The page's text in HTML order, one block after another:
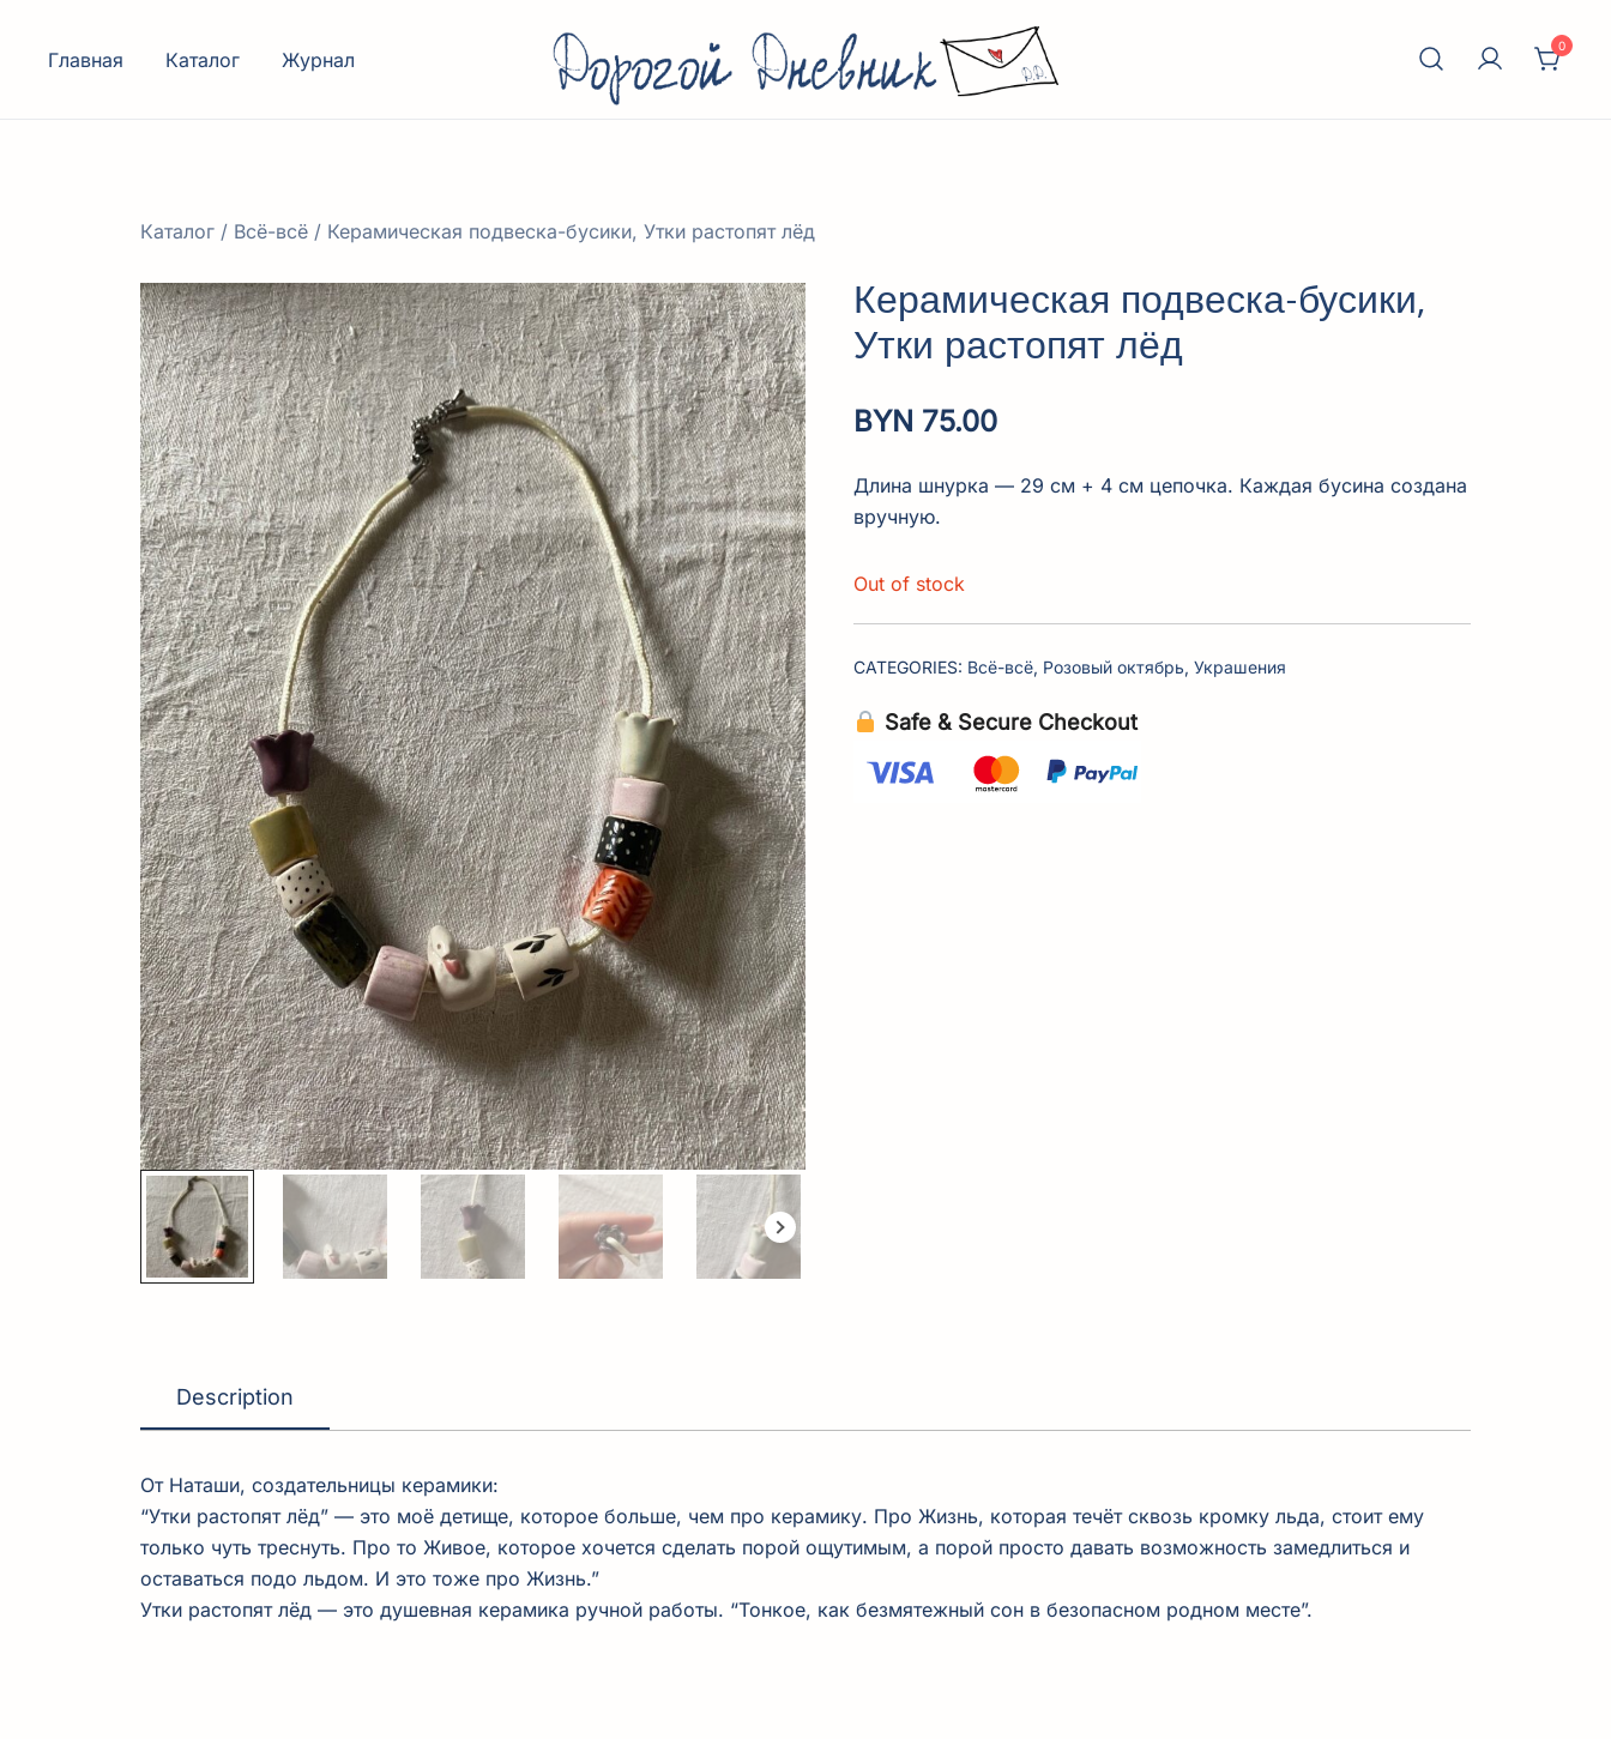
Главная Каталог Журнал
0
Каталог / Всё-всё / Керамическая подвеска-бусики, Утки растопят лёд
Керамическая подвеска-бусики,
Утки растопят лёд
BYN 75.00
Длина шнурка — 29 см + 4 см цепочка. Каждая бусина создана
вручную.
Out of stock
CATEGORIES: Всё-всё, Розовый октябрь, Украшения
Safe & Secure Checkout
Description
От Наташи, создательницы керамики:
“Утки растопят лёд” — это моё детище, которое больше, чем про керамику. Про Жизнь, которая течёт сквозь кромку льда, стоит ему
только чуть треснуть. Про то Живое, которое хочется сделать порой ощутимым, а порой просто давать возможность замедлиться и
оставаться подо льдом. И это тоже про Жизнь.”
Утки растопят лёд — это душевная керамика ручной работы. “Тонкое, как безмятежный сон в безопасном родном месте”.